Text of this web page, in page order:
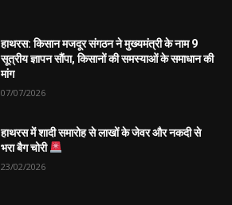
हाथरस: किसान मजदूर संगठन ने मुख्यमंत्री के नाम 9
सूत्रीय ज्ञापन सौंपा, किसानों की समस्याओं के समाधान की
मांग
07/07/2026
हाथरस में शादी समारोह से लाखों के जेवर और नकदी से
भरा बैग चोरी
23/02/2026